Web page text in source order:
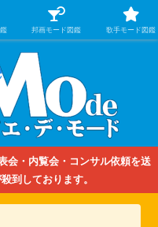
底的に分析するファッション＆ア
学習サイト
会・内覧会・コンサル依頼を送
到しております。
邦画モード図鑑 歌手モード図鑑